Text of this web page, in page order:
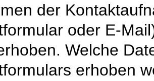
der
oder E-
Welche
erhoben